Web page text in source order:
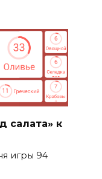
салата» к
игры 94